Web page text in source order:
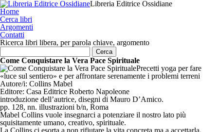
Libreria Editrice Ossidiane
Home
Cerca libri
Argomenti
Contatti
Ricerca libri libera, per parola chiave, argomento
Come Conquistare la Vera Pace Spirituale
Precetti yoga per fare
«luce sul sentiero» e per affrontare serenamente i problemi terreni
Autore/i: Collins Mabel
Editore: Casa Editrice Roberto Napoleone
introduzione dell’autrice, disegni di Mauro D’Amico.
pp. 128, nn. illustrazioni b/n, Roma
Mabel Collins vuole insegnarci a potenziare il nostro lato più
squisitamente umano, creativo, spirituale.
La Collins ci esorta a non rifiutare la vita concreta ma a accettarla,